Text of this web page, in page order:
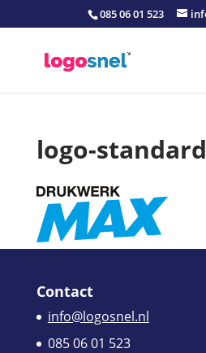
085 06 01 523
logo-standard
Contact
info@logosnel.nl
085 06 01 523